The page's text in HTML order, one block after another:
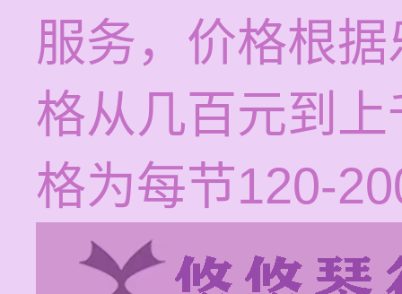
服务，价格根
格从几百元到
格为每节120-